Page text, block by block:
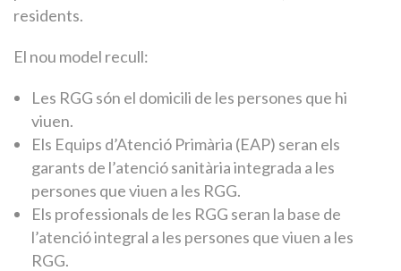
residents.
El nou model recull:
Les RGG són el domicili de les persones que hi
viuen.
Els Equips d’Atenció Primària (EAP) seran els
garants de l’atenció sanitària integrada a les
persones que viuen a les RGG.
Els professionals de les RGG seran la base de
l’atenció integral a les persones que viuen a les
RGG.